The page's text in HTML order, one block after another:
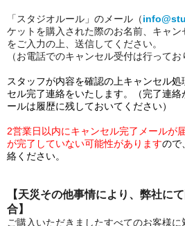
「スタジオルール」のメール（
ケットを購入された際のお名前、キャ
をご入力の上、送信してください。
（お電話でのキャンセル受付は行ってお
スタッフが内容を確認の上キャンセル
セル完了連絡をいたします。（完了連
ールは履歴に残しておいてください）
2営業日以内にキャンセル完了メールが
が完了していない可能性がありますので
絡ください。
【天災その他事情により、弊社に
合】
ご購入いただきましたすべてのお客様に